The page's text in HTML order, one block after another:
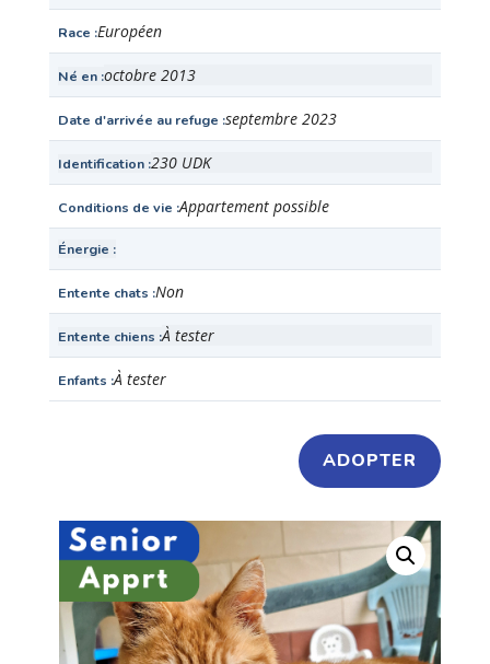
Race Européen
Né en octobre 2013
Date d'arrivée au refuge septembre 2023
Identification 230 UDK
Conditions de vie Appartement possible
Énergie
Entente chats Non
Entente chiens À tester
Enfants À tester
ADOPTER